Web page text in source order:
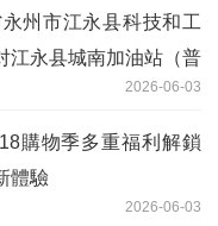
州市江永县科技和工
江永县城南加油站（普
2026-06-03
購物季多重福利解鎖
體驗
2026-06-03